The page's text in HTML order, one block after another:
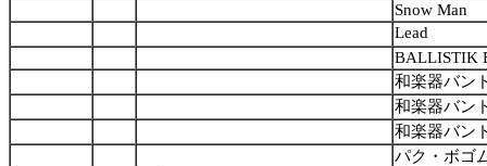
Snow Man
Lead
BALLISTIK
和楽器バン
和楽器バン
和楽器バン
パク・ボゴ